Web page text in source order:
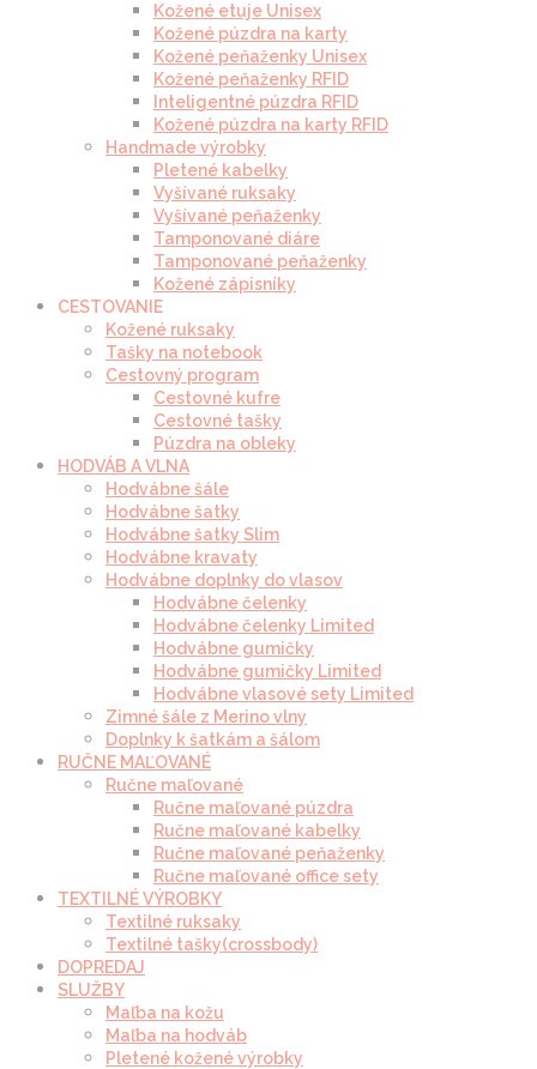
Kožené etuje Unisex
Kožené púzdra na karty
Kožené peňaženky Unisex
Kožené peňaženky RFID
Inteligentné púzdra RFID
Kožené púzdra na karty RFID
Handmade výrobky
Pletené kabelky
Vyšívané ruksaky
Vyšívané peňaženky
Tamponované diáre
Tamponované peňaženky
Kožené zápisníky
CESTOVANIE
Kožené ruksaky
Tašky na notebook
Cestovný program
Cestovné kufre
Cestovné tašky
Púzdra na obleky
HODVÁB A VLNA
Hodvábne šále
Hodvábne šatky
Hodvábne šatky Slim
Hodvábne kravaty
Hodvábne doplnky do vlasov
Hodvábne čelenky
Hodvábne čelenky Limited
Hodvábne gumičky
Hodvábne gumičky Limited
Hodvábne vlasové sety Limited
Zimné šále z Merino vlny
Doplnky k šatkám a šálom
RUČNE MAĽOVANÉ
Ručne maľované
Ručne maľované púzdra
Ručne maľované kabelky
Ručne maľované peňaženky
Ručne maľované office sety
TEXTILNÉ VÝROBKY
Textilné ruksaky
Textilné tašky(crossbody)
DOPREDAJ
SLUŽBY
Maľba na kožu
Maľba na hodváb
Pletené kožené výrobky